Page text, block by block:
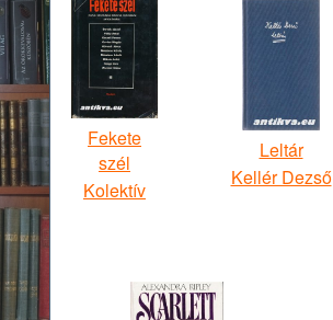
Fekete
szél
Kolektív
Leltár
Kellér Dezső